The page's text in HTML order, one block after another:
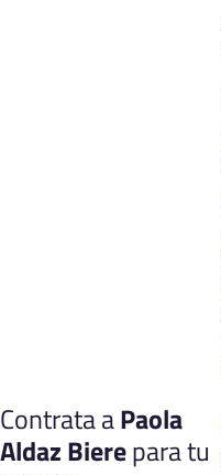
Contrata aPaola
Aldaz Bierepara tu